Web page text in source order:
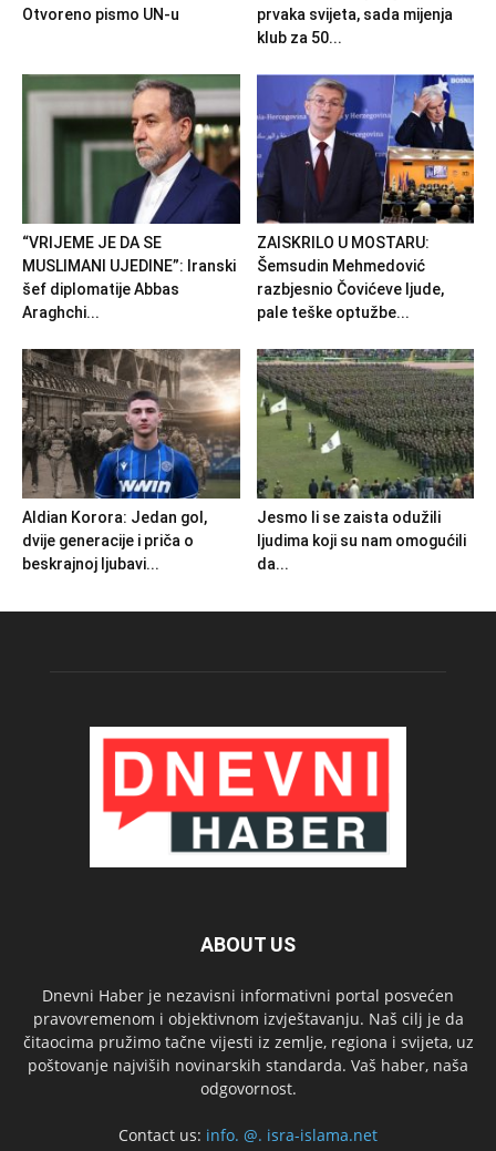
Otvoreno pismo UN-u
prvaka svijeta, sada mijenja
klub za 50...
“VRIJEME JE DA SE
MUSLIMANI UJEDINE”: Iranski
šef diplomatije Abbas
Araghchi...
ZAISKRILO U MOSTARU:
Šemsudin Mehmedović
razbjesnio Čovićeve ljude,
pale teške optužbe...
Aldian Korora: Jedan gol,
dvije generacije i priča o
beskrajnoj ljubavi...
Jesmo li se zaista odužili
ljudima koji su nam omogućili
da...
ABOUT US
Dnevni Haber je nezavisni informativni portal posvećen
pravovremenom i objektivnom izvještavanju. Naš cilj je da
čitaocima pružimo tačne vijesti iz zemlje, regiona i svijeta, uz
poštovanje najviših novinarskih standarda. Vaš haber, naša
odgovornost.
Contact us: info. @. isra-islama.net